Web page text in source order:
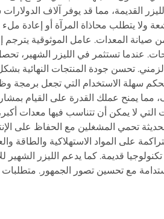
القديمة، مما قد يوفر آلاف
يتطلب محاذاة المرآة أو إعادة
من صيانة المعدات. عامل الموثوقية
عندما تستثمر في الليزر الشهير،
تحسن جودة المنتجات النهائية
سهلة الاستخدام التي تجعل برمجة
مما يمنح عملك القدرة على القيام
لا يمكن أن تتناسب فيها معدات
تحمي المشغلين مع الحفاظ على
على المواد الاستهلاكية
قديمة. كما يدعم الليزر الشهير
مع تحسين تصور الجمهور.